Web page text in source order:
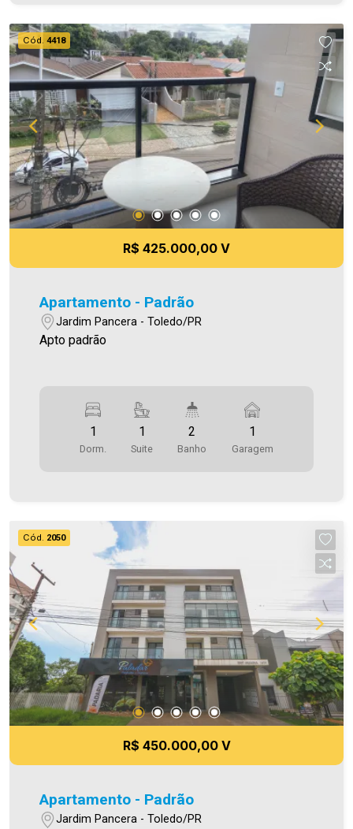
laminado, gesso rebaixado, rodapé embutido,
abertura em esquadrias de alumínio *Edifício
conta com Salão de festas mobiliado e elevador
Área privativa 72,00m² Aproveite essa
oportunidade! A hora de encontrar o seu novo lar
É AGORA! Imobiliária Ativa, sinta-se em casa!
Cód. 4418
R$ 425.000,00 V
Apartamento - Padrão
Jardim Pancera - Toledo/PR
Apto padrão
1
Dorm.
1
Suite
2
Banho
1
Garagem
Cód. 2050
R$ 450.000,00 V
Apartamento - Padrão
Jardim Pancera - Toledo/PR